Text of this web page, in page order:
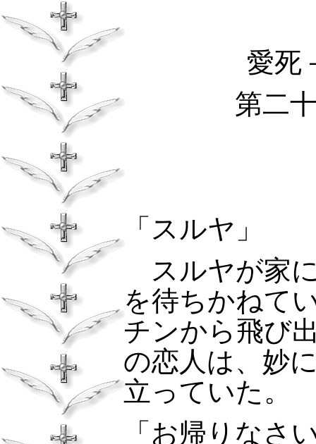
愛死
第二
「スルヤ」
スルヤが家
を待ちかねて
チンから飛び
の恋人は、妙
立っていた。
「お帰りなさ